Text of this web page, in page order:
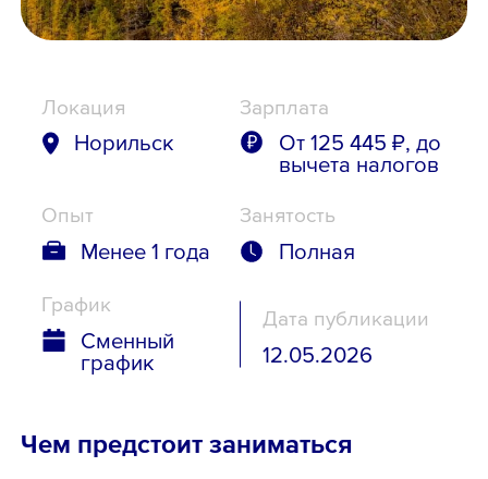
8 800 700-19-43
Локация
Норильск
Зарплата
От 125 445 ₽, до
вычета налогов
Опыт
Менее 1 года
Занятость
Полная
График
Сменный
график
Дата публикации
12.05.2026
Чем предстоит заниматься